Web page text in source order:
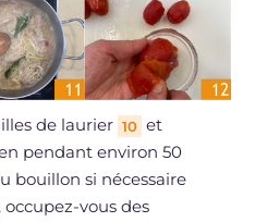
de laurier 10 et
pendant environ 50
bouillon si nécessaire
vous des